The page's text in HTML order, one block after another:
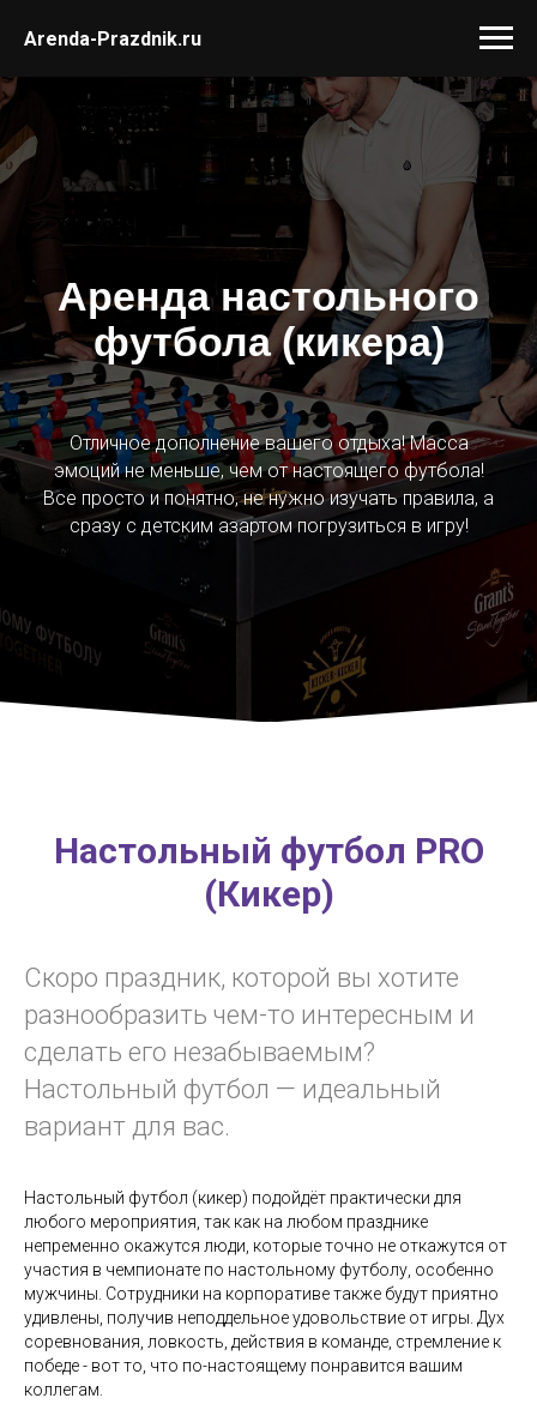
Arenda-Prazdnik.ru
Аренда настольного
футбола (кикера)
Отличное дополнение вашего отдыха! Масса
эмоций не меньше, чем от настоящего футбола!
Все просто и понятно, не нужно изучать правила, а
сразу с детским азартом погрузиться в игру!
Настольный футбол PRO
(Кикер)
Скоро праздник, которой вы хотите
разнообразить чем-то интересным и
сделать его незабываемым?
Настольный футбол — идеальный
вариант для вас.
Настольный футбол (кикер) подойдёт практически для
любого мероприятия, так как на любом празднике
непременно окажутся люди, которые точно не откажутся от
участия в чемпионате по настольному футболу, особенно
мужчины. Сотрудники на корпоративе также будут приятно
удивлены, получив неподдельное удовольствие от игры. Дух
соревнования, ловкость, действия в команде, стремление к
победе - вот то, что по-настоящему понравится вашим
коллегам.